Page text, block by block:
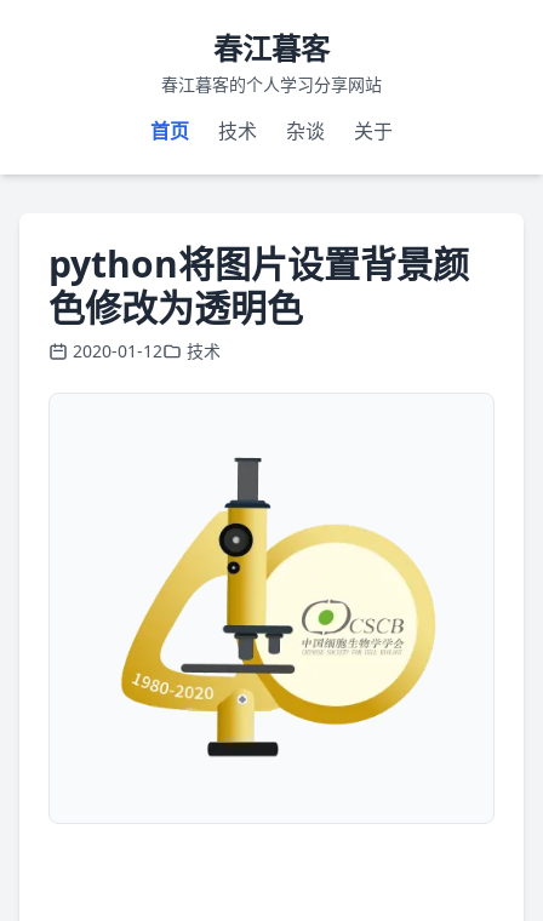
春江暮客
春江暮客的个人学习分享网站
首页 技术 杂谈 关于
python将图片设置背景颜
色修改为透明色
2020-01-12 技术